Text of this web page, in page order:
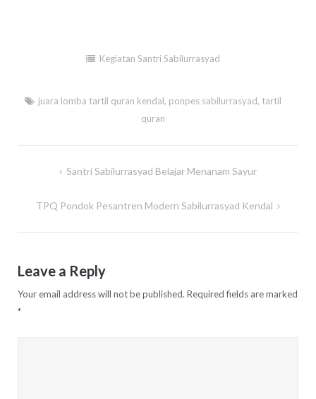
Kegiatan Santri Sabilurrasyad
juara lomba tartil quran kendal, ponpes sabilurrasyad, tartil
quran
navigation
Santri Sabilurrasyad Belajar Menanam Sayur
TPQ Pondok Pesantren Modern Sabilurrasyad Kendal
Leave a Reply
Your email address will not be published. Required fields are marked
*